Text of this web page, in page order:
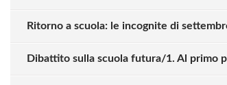
Ritorno a scuola: le incognite di
Dibattito sulla scuola futura/1. Al primo